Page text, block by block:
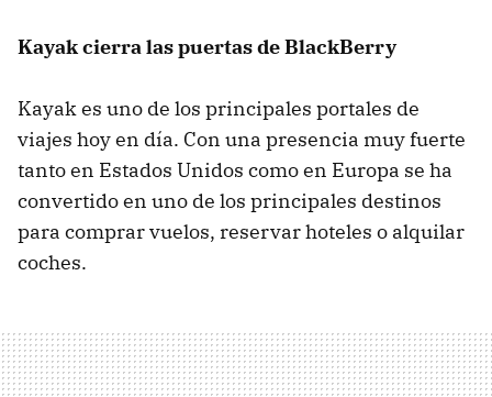
Kayak cierra las puertas de BlackBerry
Kayak es uno de los principales portales de
viajes hoy en día. Con una presencia muy fuerte
tanto en Estados Unidos como en Europa se ha
convertido en uno de los principales destinos
para comprar vuelos, reservar hoteles o alquilar
coches.